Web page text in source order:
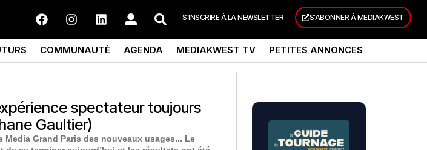
S'INSCRIRE À LA NEWSLETTER S'ABONNER À MEDIAKWEST
COMMUNAUTÉ AGENDA MEDIAKWEST TV PETITES ANNONCES
spectateur toujours
Gaultier)
Grand Paris des nouveaux usages... Le